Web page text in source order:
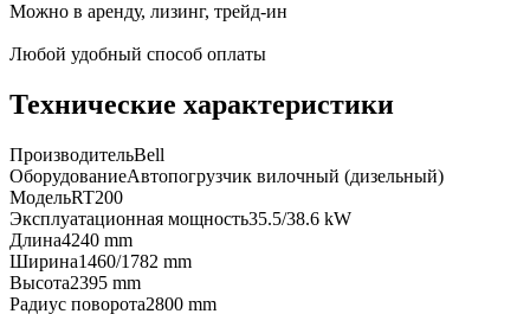
Можно в аренду, лизинг, трейд-ин
Любой удобный способ оплаты
Технические характеристики
ПроизводительBell
ОборудованиеАвтопогрузчик вилочный (дизельный)
МодельRT200
Эксплуатационная мощность35.5/38.6 kW
Длина4240 mm
Ширина1460/1782 mm
Высота2395 mm
Радиус поворота2800 mm